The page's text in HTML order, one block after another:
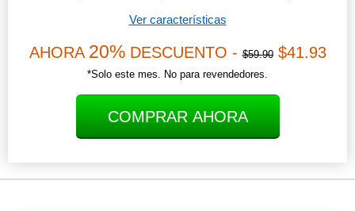
Ver características
AHORA 20%DESCUENTO -$59.90$41.93
*Solo este mes. No para revendedores.
COMPRAR AHORA